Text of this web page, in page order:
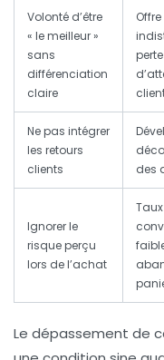
Volonté d’être
« le meilleur »
sans
différenciation
claire
Offre
perte
Ne pas intégrer
les retours
clients
des
Ignorer le
risque perçu
lors de l’achat
Le dépassement de